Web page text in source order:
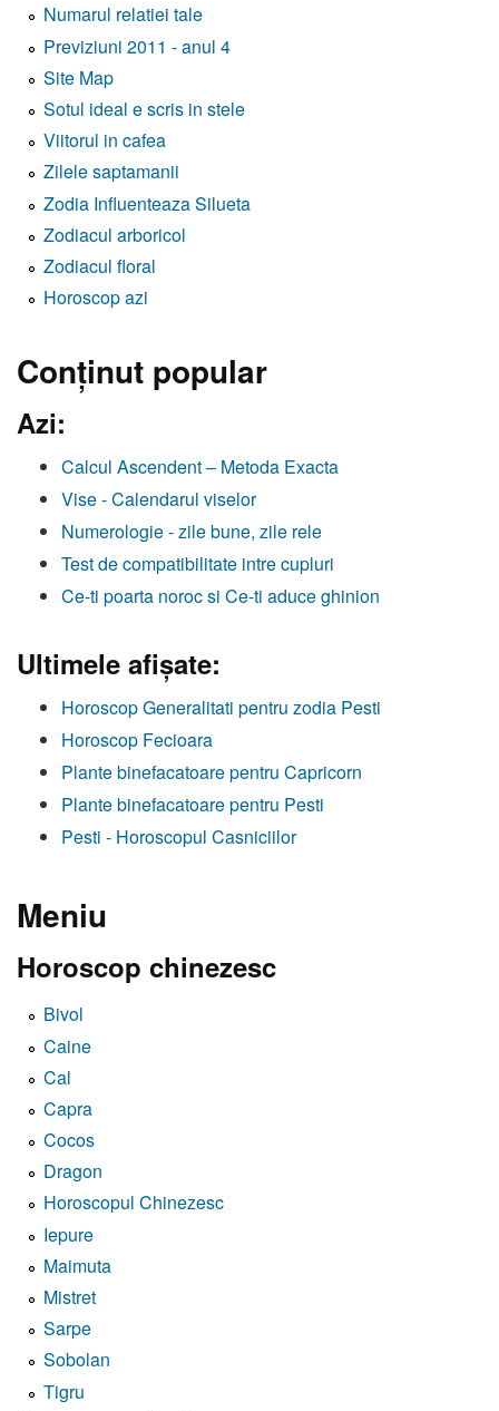
Numarul relatiei tale
Previziuni 2011 - anul 4
Site Map
Sotul ideal e scris in stele
Viitorul in cafea
Zilele saptamanii
Zodia Influenteaza Silueta
Zodiacul arboricol
Zodiacul floral
Horoscop azi
Conţinut popular
Azi:
Calcul Ascendent – Metoda Exacta
Vise - Calendarul viselor
Numerologie - zile bune, zile rele
Test de compatibilitate intre cupluri
Ce-ti poarta noroc si Ce-ti aduce ghinion
Ultimele afişate:
Horoscop Generalitati pentru zodia Pesti
Horoscop Fecioara
Plante binefacatoare pentru Capricorn
Plante binefacatoare pentru Pesti
Pesti - Horoscopul Casniciilor
Meniu
Horoscop chinezesc
Bivol
Caine
Cal
Capra
Cocos
Dragon
Horoscopul Chinezesc
Iepure
Maimuta
Mistret
Sarpe
Sobolan
Tigru